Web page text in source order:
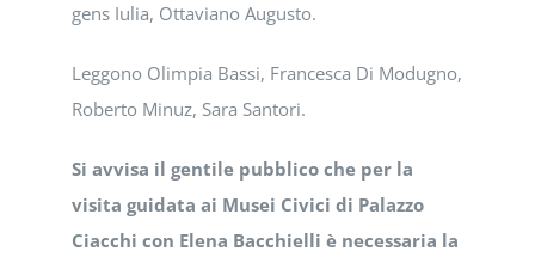
gens Iulia, Ottaviano Augusto.
Leggono Olimpia Bassi, Francesca Di Modugno,
Roberto Minuz, Sara Santori.
Si avvisa il gentile pubblico che per la
visita guidata ai Musei Civici di Palazzo
Ciacchi con Elena Bacchielli è necessaria la